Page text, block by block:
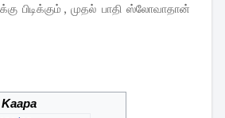
பிடிக்கும் , முதல் பாதி ஸ்லோவாதான்
Kaapa